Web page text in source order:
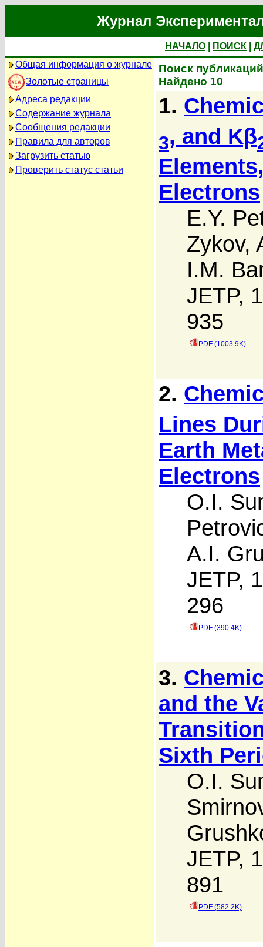
Журнал
НАЧАЛО ПОИСК
Общая информация о журнале
Золотые страницы
Адреса редакции
Содержание журнала
Сообщения редакции
Правила для авторов
Загрузить статью
Проверить статус статьи
Поиск
Найдено 10
1.
3, and Kβ
Electrons
E.Y.
Zykov,
I.M.
JETP,
935
PDF (1003.9K)
2.
Lines
Earth
Electrons
O.I.
A.I.
JETP,
296
PDF (390.4K)
3.
and the
Sixth
O.I.
JETP,
891
PDF (582.2K)